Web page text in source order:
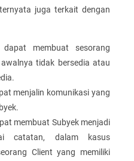
juga terkait dengan
membuat sesorang
tidak bersedia atau
menjalin komunikasi yang
membuat Subyek menjadi
catatan, dalam kasus
Client yang memiliki